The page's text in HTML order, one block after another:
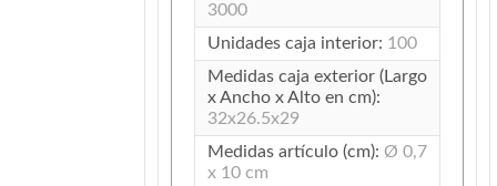
3000
Unidades caja interior: 100
Medidas caja exterior (Largo
x Ancho x Alto en cm):
32x26.5x29
Medidas artículo (cm): Ø 0,7
x 10 cm